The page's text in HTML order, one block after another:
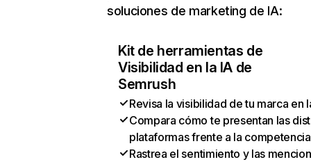
soluciones de marketing de IA:
Kit de herramientas de
Visibilidad en la IA de
Semrush
Revisa la visibilidad de tu marca en
Compara cómo te presentan las
plataformas frente a la competencia
Rastrea el sentimiento y las